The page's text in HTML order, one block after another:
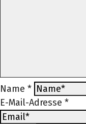
Name *
E-Mail-Adresse *